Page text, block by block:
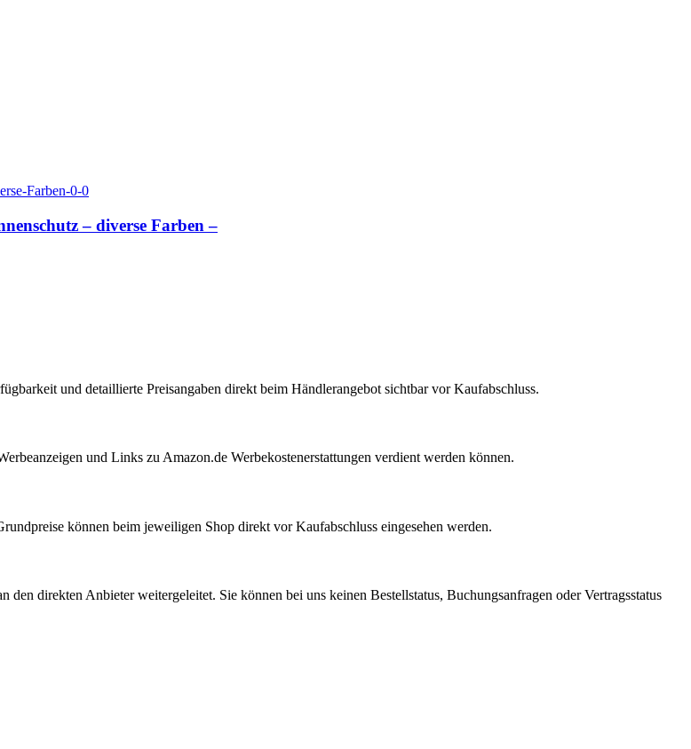
– diverse Farben –
und detaillierte Preisangaben direkt beim Händlerangebot sichtbar vor Kaufabschluss.
und Links zu Amazon.de Werbekostenerstattungen verdient werden können.
können beim jeweiligen Shop direkt vor Kaufabschluss eingesehen werden.
direkten Anbieter weitergeleitet. Sie können bei uns keinen Bestellstatus, Buchungsanfragen oder Vertragsstatus